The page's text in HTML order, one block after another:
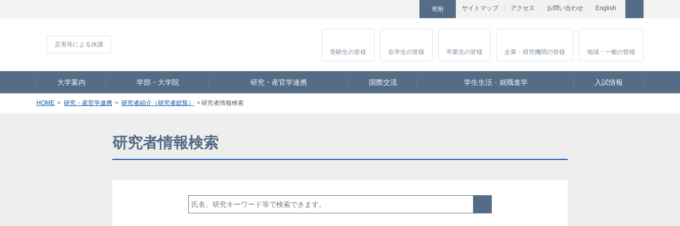
サイトマップ アクセス お問い合わせ
寄附 English
Instagram
受験生の皆様 在学生の皆様 卒業生の皆様 企業・研究機関の皆様 地域・一般の皆様
大学案内 学部・大学院 研究・産官学連携 国際交流 学生生活・就職進学 入試情報
HOME 研究・産官学連携 研究者紹介（研究者総覧） 研究者情報検索
研究者情報検索